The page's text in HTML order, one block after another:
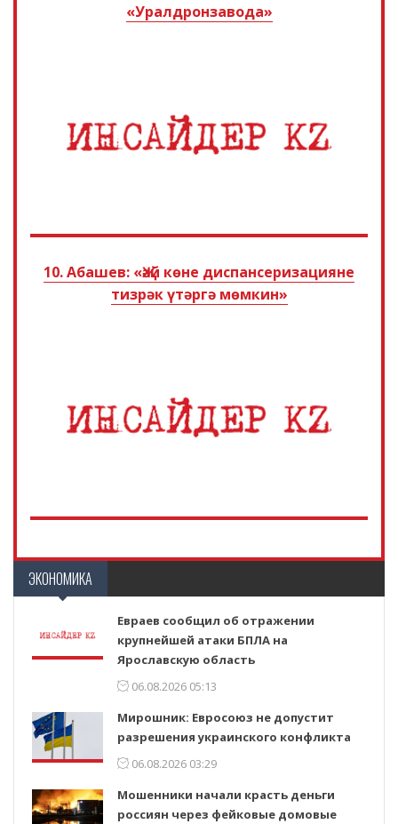
«Уралдронзавода»
10. Абашев: «Җәй көне диспансеризацияне
тизрәк үтәргә мөмкин»
ЭКОНОМИКА
Евраев сообщил об отражении
крупнейшей атаки БПЛА на
Ярославскую область
06.08.2026 05:13
Мирошник: Евросоюз не допустит
разрешения украинского конфликта
06.08.2026 03:29
Мошенники начали красть деньги
россиян через фейковые домовые